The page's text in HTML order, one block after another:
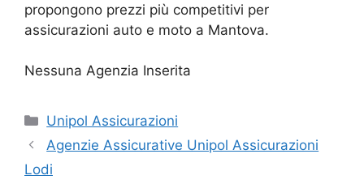
propongono prezzi più competitivi per
assicurazioni auto e moto a Mantova.
Nessuna Agenzia Inserita
Categorie
Unipol Assicurazioni
Agenzie Assicurative Unipol Assicurazioni
Lodi